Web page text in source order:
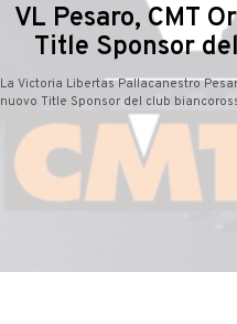
VL Pesaro, CMT
Title Sponsor
La Victoria Libertas Pallacanestro
nuovo Title Sponsor del club